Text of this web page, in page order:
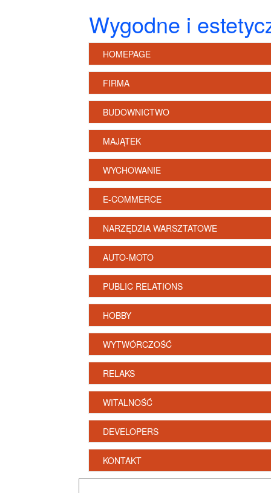
Wygodne i
HOMEPAGE
FIRMA
BUDOWNICTWO
MAJĄTEK
WYCHOWANIE
E-COMMERCE
NARZĘDZIA WARSZTATOWE
AUTO-MOTO
PUBLIC RELATIONS
HOBBY
WYTWÓRCZOŚĆ
RELAKS
WITALNOŚĆ
DEVELOPERS
KONTAKT